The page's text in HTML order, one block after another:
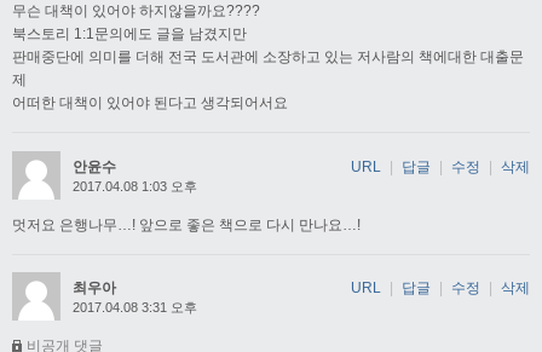
무슨 대책이 있어야 하지않을까요????
북스토리 1:1문의에도 글을 남겼지만
판매중단에 의미를 더해 전국 도서관에 소장하고 있는 저사람의 책에대한 대출문
제
어떠한 대책이 있어야 된다고 생각되어서요
안윤수
2017.04.08 1:03 오후
멋저요 은행나무…! 앞으로 좋은 책으로 다시 만나요…!
URL | 답글 | 수정 | 삭제
최우아
2017.04.08 3:31 오후
비공개 댓글
URL 답글 수정 삭제